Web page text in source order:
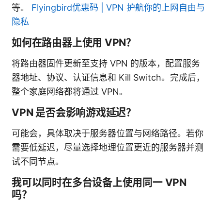
等。 Flyingbird优惠码 | VPN 护航你的上网自由与
隐私
如何在路由器上使用 VPN？
将路由器固件更新至支持 VPN 的版本，配置服务
器地址、协议、认证信息和 Kill Switch。完成后，
整个家庭网络都将通过 VPN。
VPN 是否会影响游戏延迟？
可能会，具体取决于服务器位置与网络路径。若你
需要低延迟，尽量选择地理位置更近的服务器并测
试不同节点。
我可以同时在多台设备上使用同一 VPN
吗？